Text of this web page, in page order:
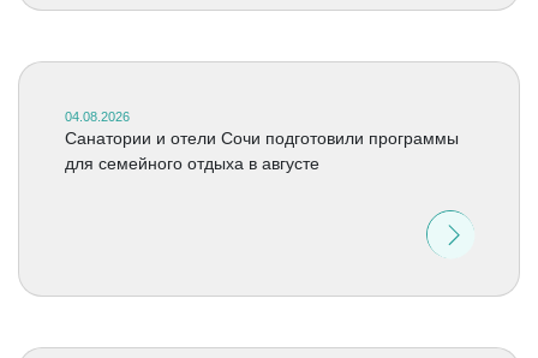
04.08.2026
Санатории и отели Сочи подготовили программы
для семейного отдыха в августе